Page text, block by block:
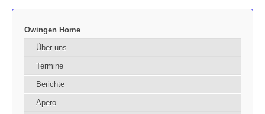
Owingen Home
Über uns
Termine
Berichte
Apero